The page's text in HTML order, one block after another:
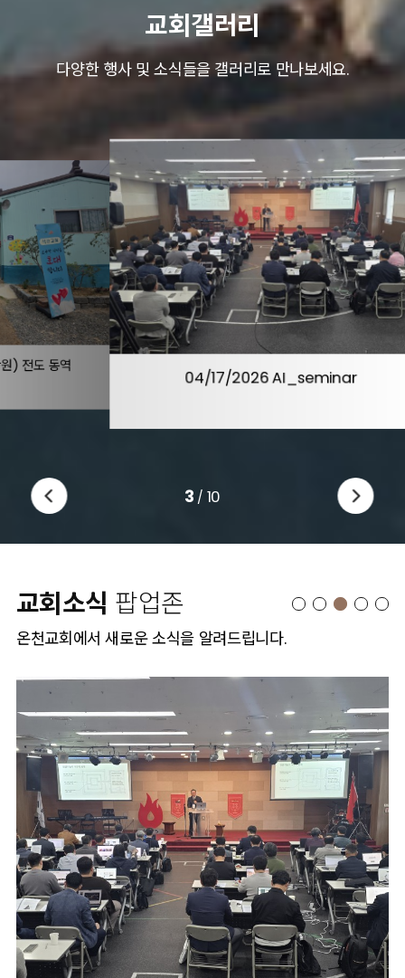
교회갤러리
다양한 행사 및 소식들을 갤러리로 만나보세요.
역
04/17/2026 AI_seminar
3 / 10
교회소식 팝업존
온천교회에서 새로운 소식을 알려드립니다.